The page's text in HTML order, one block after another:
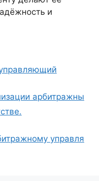
и
арбитражны
управля